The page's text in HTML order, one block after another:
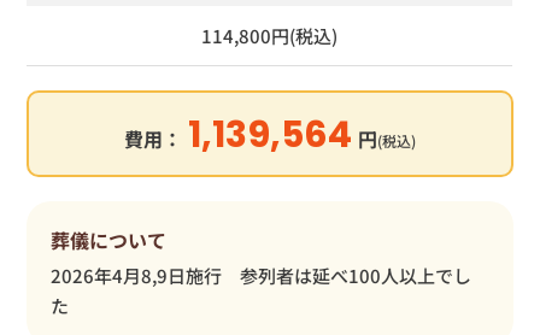
114,800円(税込)
費用： 1,139,564 円(税込)
葬儀について
2026年4月8,9日施行 参列者は延べ100人以上でし
た